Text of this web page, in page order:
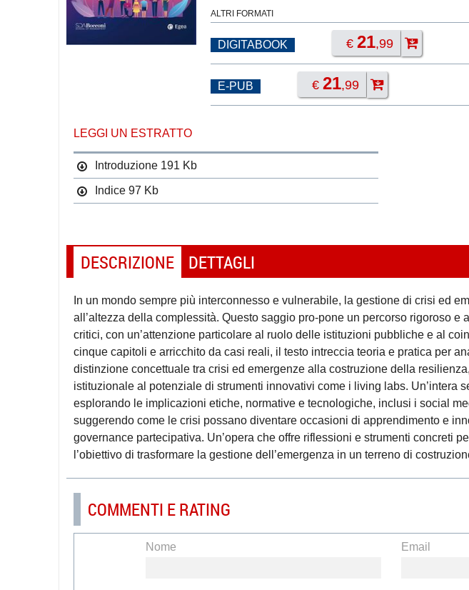
ALTRI FORMATI
DIGITABOOK €21,99
E-PUB €21,99
LEGGI UN ESTRATTO
Introduzione 191 Kb
Indice 97 Kb
DESCRIZIONE DETTAGLI
In un mondo sempre più interconnesso e vulnerabile, la gestione di crisi ed
all’altezza della complessità. Questo saggio pro-pone un percorso rigoroso e
critici, con un’attenzione particolare al ruolo delle istituzioni pubbliche e al
cinque capitoli e arricchito da casi reali, il testo intreccia teoria e pratica per
distinzione concettuale tra crisi ed emergenze alla costruzione della
istituzionale al potenziale di strumenti innovativi come i living labs. Un’intera
esplorando le implicazioni etiche, normative e tecnologiche, inclusi i social
suggerendo come le crisi possano diventare occasioni di apprendimento e
governance partecipativa. Un’opera che offre riflessioni e strumenti concreti
l’obiettivo di trasformare la gestione dell’emergenza in un terreno di
COMMENTI E RATING
Nome Email